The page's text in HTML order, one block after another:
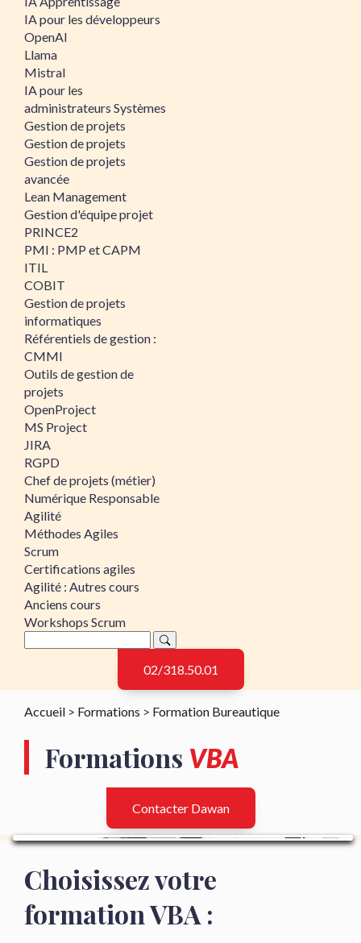
IA pour les développeurs
OpenAI
Llama
Mistral
IA pour les
administrateurs Systèmes
Gestion de projets
Gestion de projets
Gestion de projets
avancée
Lean Management
Gestion d'équipe projet
PRINCE2
PMI : PMP et CAPM
ITIL
COBIT
Gestion de projets
informatiques
Référentiels de gestion :
CMMI
Outils de gestion de
projets
OpenProject
MS Project
JIRA
RGPD
Chef de projets (métier)
Numérique Responsable
Agilité
Méthodes Agiles
Scrum
Certifications agiles
Agilité : Autres cours
Anciens cours
Workshops Scrum
02/318.50.01
Accueil > Formations > Formation Bureautique
Formations VBA
Contacter Dawan
Choisissez votre
formation VBA :